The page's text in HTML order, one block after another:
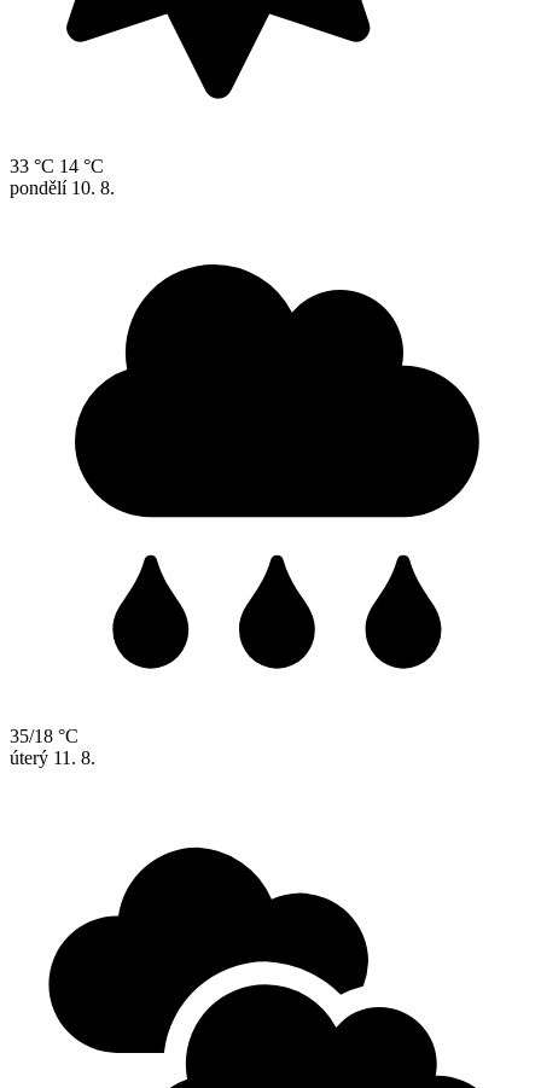
33 °C 14 °C
pondělí 10. 8.
35/18 °C
úterý 11. 8.